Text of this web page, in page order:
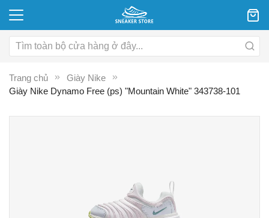
Trang chủ
Giày Nike
Giày Nike Dynamo Free (ps) "Mountain White" 343738-101